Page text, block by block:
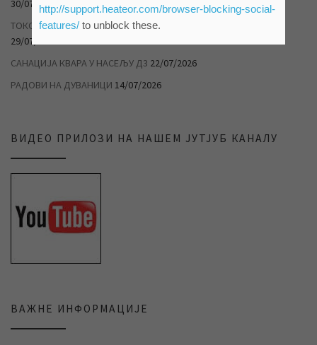
30/07/2026
ТОКОМ ТОПЛОТНОГ ТАЛАСА РАЦИОНАЛНО ТРОШИТЕ ВОДУ
29/07/2026
САНАЦИЈА КВАРА У НАСЕЉУ Д3 22/07/2026
РАДОВИ НА ДУВАНИЦИ 14/07/2026
ВИДЕО ПРИЛОЗИ НА НАШЕМ ЈУТЈУБ КАНАЛУ
ВАЖНЕ ИНФОРМАЦИЈЕ
http://support.heateor.com/browser-blocking-social-
features/to unblock these.